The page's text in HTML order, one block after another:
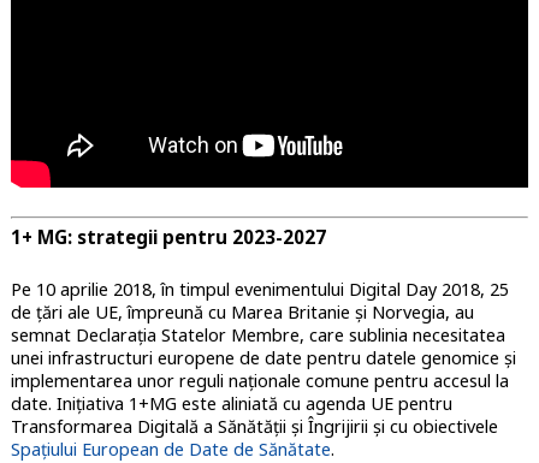
1+ MG: strategii pentru 2023-2027
Pe 10 aprilie 2018, în timpul evenimentului Digital Day 2018, 25
de țări ale UE, împreună cu Marea Britanie și Norvegia, au
semnat Declarația Statelor Membre, care sublinia necesitatea
unei infrastructuri europene de date pentru datele genomice și
implementarea unor reguli naționale comune pentru accesul la
date. Inițiativa 1+MG este aliniată cu agenda UE pentru
Transformarea Digitală a Sănătății și Îngrijirii și cu obiectivele
Spațiului European de Date de Sănătate.